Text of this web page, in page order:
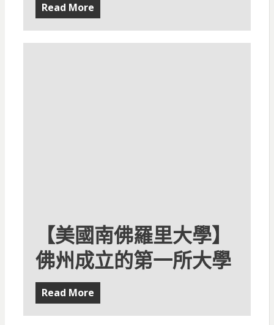
Read More
【美國南佛羅里大學】
佛州成立的第一所大學
Read More